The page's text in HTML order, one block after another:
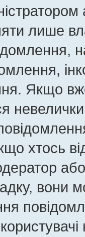
лише
Якщо
хтось
вони